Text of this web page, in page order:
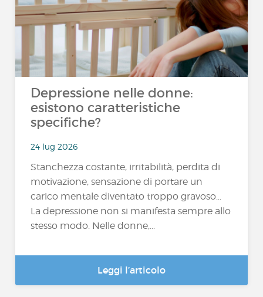
Depressione nelle donne:
esistono caratteristiche
specifiche?
24 lug 2026
Stanchezza costante, irritabilità, perdita di
motivazione, sensazione di portare un
carico mentale diventato troppo gravoso…
La depressione non si manifesta sempre allo
stesso modo. Nelle donne,...
Leggi l’articolo